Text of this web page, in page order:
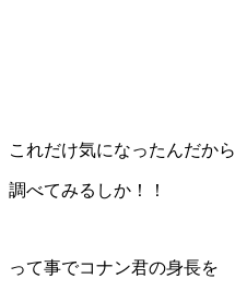
これだけ気になったんだから
調べてみるしか！！
って事でコナン君の身長を